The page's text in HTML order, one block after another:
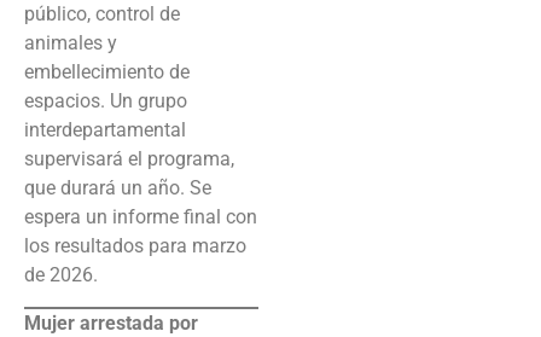
público, control de
animales y
embellecimiento de
espacios. Un grupo
interdepartamental
supervisará el programa,
que durará un año. Se
espera un informe final con
los resultados para marzo
de 2026.
Mujer arrestada por